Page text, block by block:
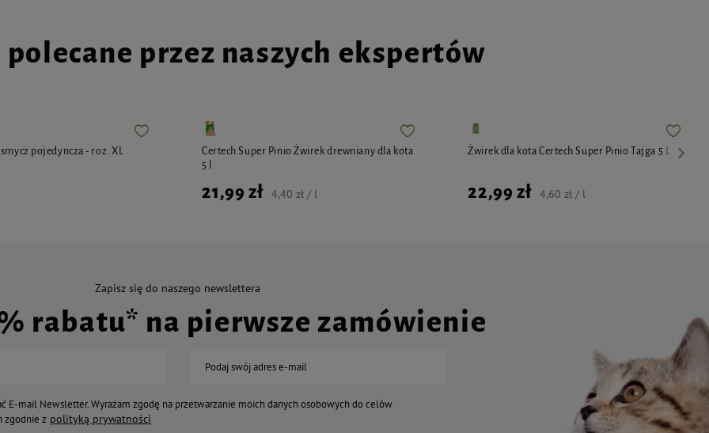
przez naszych ekspertów
pojedyncza - roz. XL
Certech Super Pinio Żwirek drewniany dla kota
5 l
21,99 zł 4,40 zł / l
Żwirek dla kota Certech Super Pinio Tajga 5 L
22,99 zł 4,60 zł / l
Zapisz się do naszego newslettera
rabatu* na pierwsze zamówienie
Podaj swój adres e-mail
E-mail Newsletter. Wyrażam zgodę na przetwarzanie moich danych osobowych do celów
zgodnie z polityką prywatności